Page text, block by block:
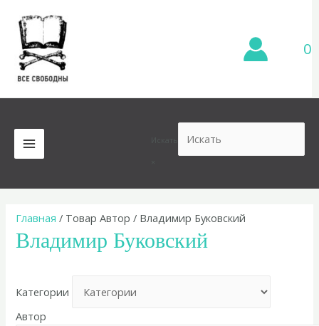
содержимому
0
MAIN
MENU
Главная / Товар Автор / Владимир Буковский
Владимир Буковский
Категории
Автор